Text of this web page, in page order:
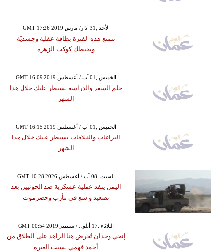
GMT 17:26 2019 الأحد ,31 آذار/ مارس
تتمتع هذه الفترة بطاقة عقلية وجسديّة
ويحيطك كوكب الزهرة
GMT 16:09 2019 الخميس ,01 آب / أغسطس
حلم السفر والدراسة يسيطر عليك خلال هذا
الشهر
GMT 16:15 2019 الخميس ,01 آب / أغسطس
النزاعات والخلافات تسيطر عليك خلال هذا
الشهر
GMT 10:28 2026 السبت ,08 آب / أغسطس
اليمن ينفذ عملية عسكرية ضد الحوثيين بعد
تصعيد واسع في مأرب وحضرموت
GMT 00:54 2019 الثلاثاء ,17 أيلول / سبتمبر
إنجي وجدان تُحرض هنا الزاهد على الطلاق من
أحمد فهمي بسبب الغيرة